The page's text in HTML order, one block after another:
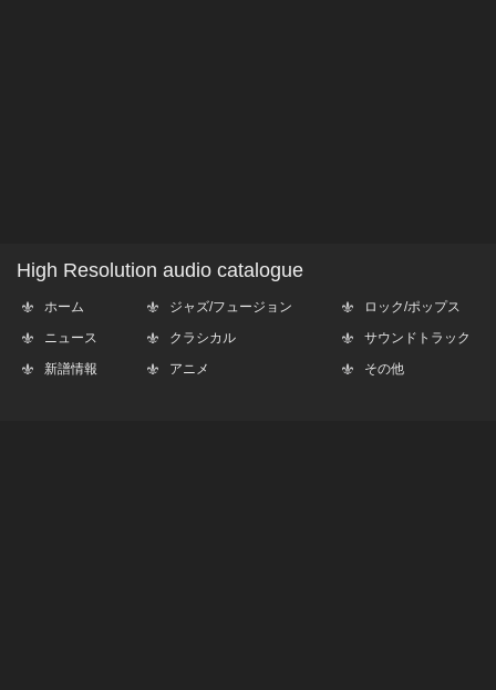
High Resolution audio catalogue
ホーム
ニュース
新譜情報
ジャズ/フュージョン
クラシカル
アニメ
ロック/ポップス
サウンドトラック
その他